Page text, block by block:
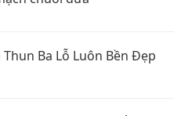
Ba Lỗ Luôn Bền Đẹp